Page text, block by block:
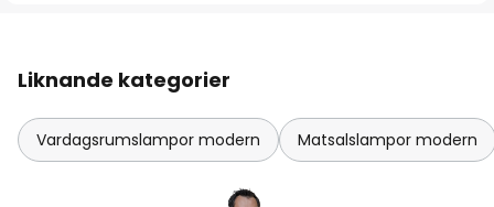
Liknande kategorier
Vardagsrumslampor modern Matsalslampor modern